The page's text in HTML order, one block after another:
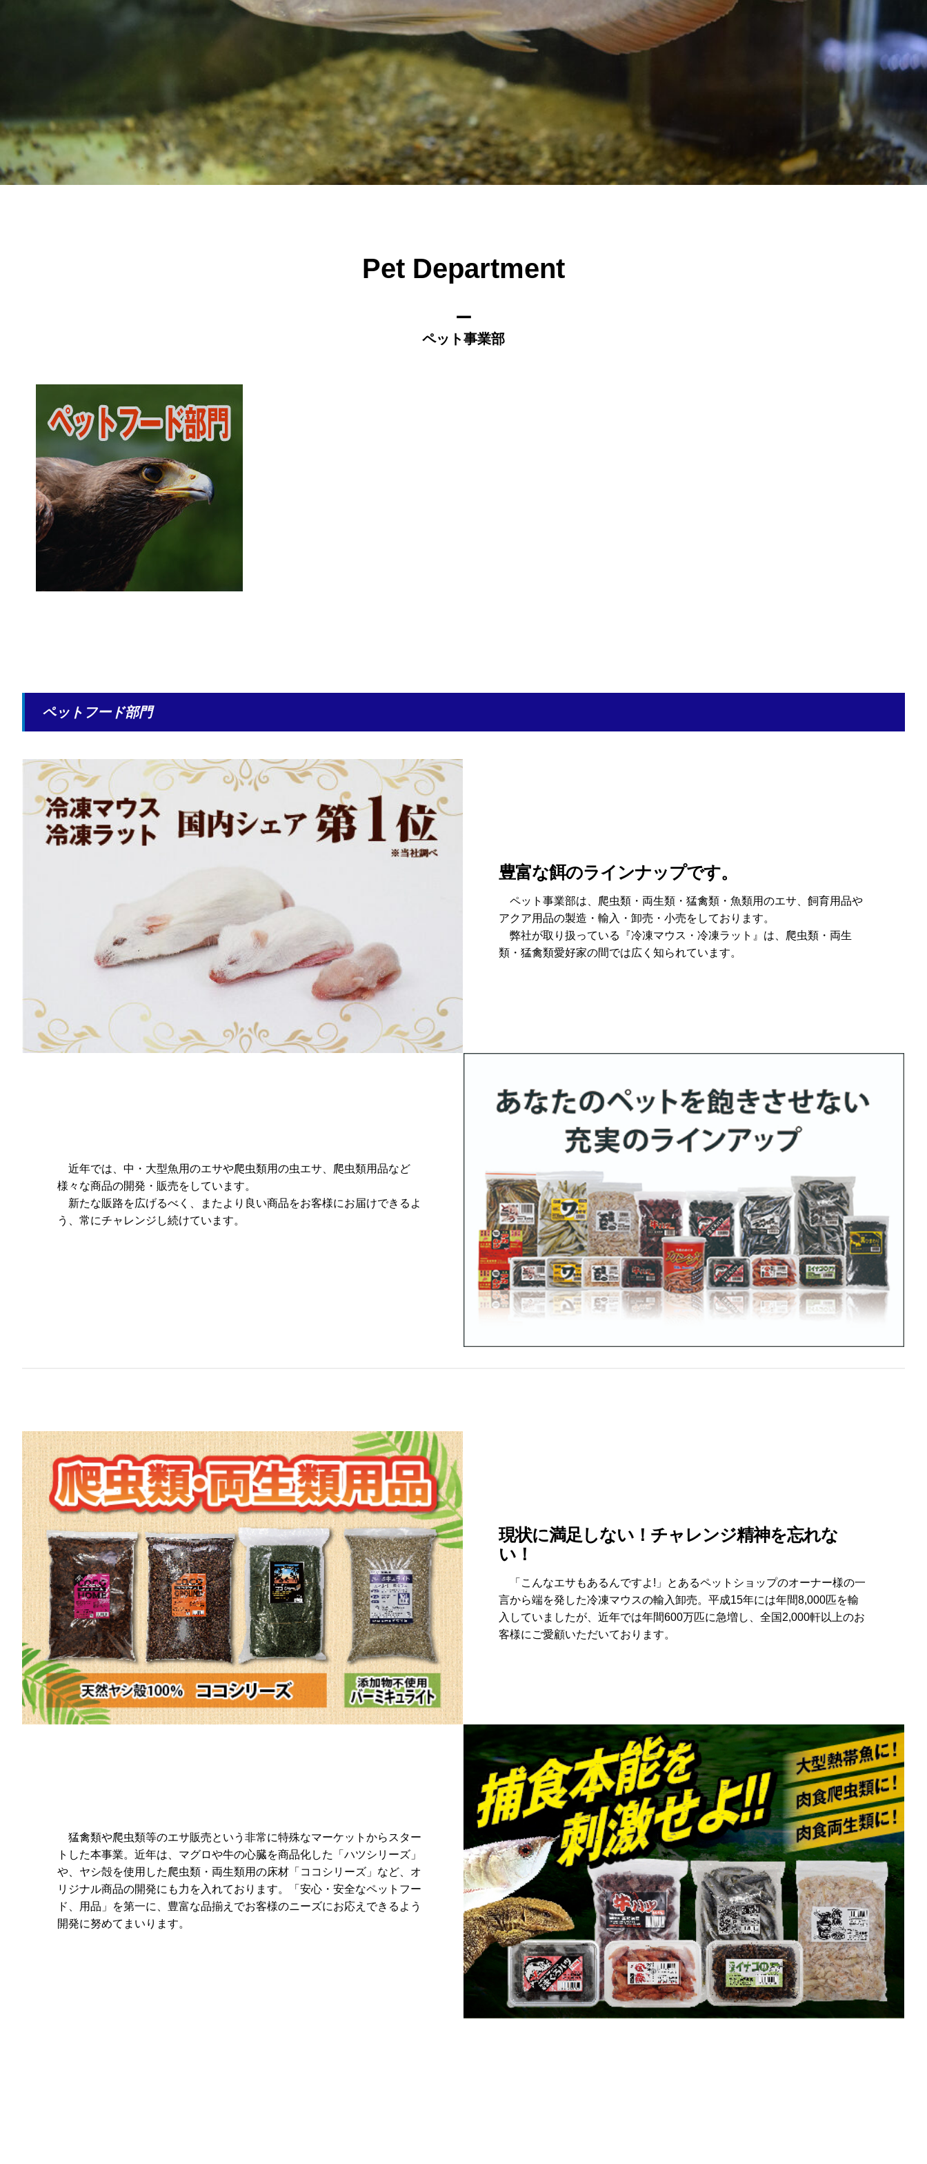
Pet Department
ー
ペット事業部
ペットフード部門
豊富な餌のラインナップです。
ペット事業部は、爬虫類・両生類・猛禽類・魚類用のエサ、飼育用品や
アクア用品の製造・輸入・卸売・小売をしております。
弊社が取り扱っている『冷凍マウス・冷凍ラット』は、爬虫類・両生
類・猛禽類愛好家の間では広く知られています。
近年では、中・大型魚用のエサや爬虫類用の虫エサ、爬虫類用品など
様々な商品の開発・販売をしています。
新たな販路を広げるべく、またより良い商品をお客様にお届けできるよ
う、常にチャレンジし続けています。
現状に満足しない！チャレンジ精神を忘れな
い！
「こんなエサもあるんですよ!」とあるペットショップのオーナー様の一
言から端を発した冷凍マウスの輸入卸売。平成15年には年間8,000匹を輸
入していましたが、近年では年間600万匹に急増し、全国2,000軒以上のお
客様にご愛顧いただいております。
猛禽類や爬虫類等のエサ販売という非常に特殊なマーケットからスター
トした本事業。近年は、マグロや牛の心臓を商品化した「ハツシリーズ」
や、ヤシ殻を使用した爬虫類・両生類用の床材「ココシリーズ」など、オ
リジナル商品の開発にも力を入れております。「安心・安全なペットフー
ド、用品」を第一に、豊富な品揃えでお客様のニーズにお応えできるよう
開発に努めてまいります。